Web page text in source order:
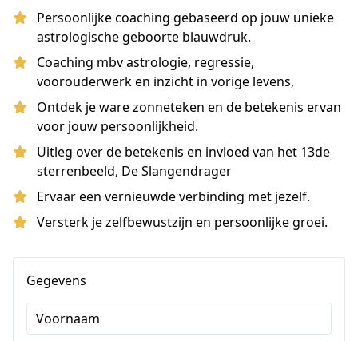
Persoonlijke coaching gebaseerd op jouw unieke
astrologische geboorte blauwdruk.
Coaching mbv astrologie, regressie,
voorouderwerk en inzicht in vorige levens,
Ontdek je ware zonneteken en de betekenis ervan
voor jouw persoonlijkheid.
Uitleg over de betekenis en invloed van het 13de
sterrenbeeld, De Slangendrager
Ervaar een vernieuwde verbinding met jezelf.
Versterk je zelfbewustzijn en persoonlijke groei.
Gegevens
Voornaam